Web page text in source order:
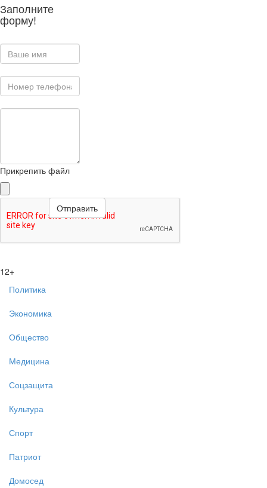
Заполните
форму!
Прикрепить файл
12+
Политика
Экономика
Общество
Медицина
Соцзащита
Культура
Спорт
Патриот
Домосед